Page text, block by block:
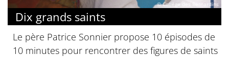
© Collège des Bernardins
Dix grands saints
Le père Patrice Sonnier propose 10 épisodes de
10 minutes pour rencontrer des figures de saints